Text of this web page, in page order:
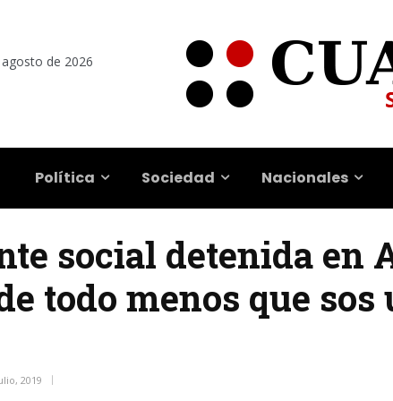
de 2026
Política Sociedad Nacionales
social detenida en
todo menos que
2019